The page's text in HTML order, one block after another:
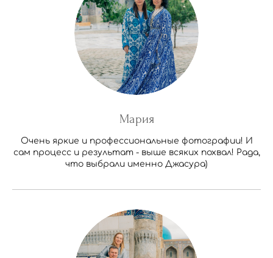
Мария
Очень яркие и профессиональные фотографии! И
сам процесс и результат - выше всяких похвал! Рада,
что выбрали именно Джасура)